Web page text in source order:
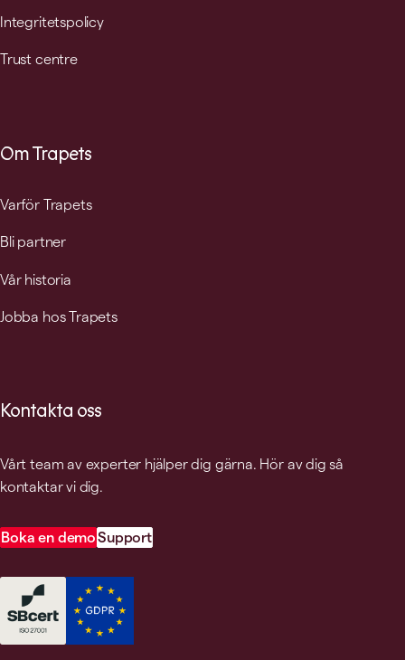
Integritetspolicy
Trust centre
Om Trapets
Varför Trapets
Bli partner
Vår historia
Jobba hos Trapets
Kontakta oss
Vårt team av experter hjälper dig gärna. Hör av dig så
kontaktar vi dig.
Boka en demoSupport